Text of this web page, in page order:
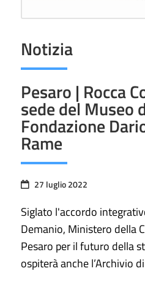
Notizia
Pesaro | Rocca
sede del Museo
Fondazione
Rame
27 luglio 2022
Siglato l'accordo
Demanio, Ministero della
Pesaro per il futuro della
ospiterà anche l’Archivio